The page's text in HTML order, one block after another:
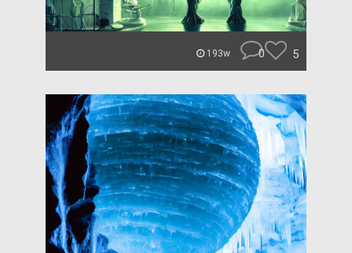
193w 0 5